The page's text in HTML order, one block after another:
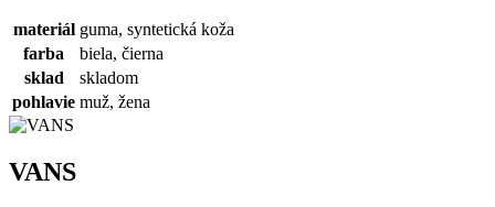
materiál guma, syntetická koža
farba
biela, čierna
sklad
skladom
pohlavie muž, žena
VANS